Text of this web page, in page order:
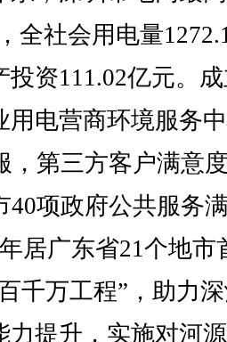
全社会用电量
投资111.02亿元。
用电营商环境服务
，第三方客户满意
40项政府公共服务
居广东省21个地市
千万工程”，助力
力提升，实施对河